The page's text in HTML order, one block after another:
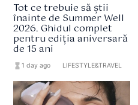
Tot ce trebuie să știi
înainte de Summer Well
2026. Ghidul complet
pentru ediția aniversară
de 15 ani
hourglass_full1 day ago LIFESTYLE&TRAVEL